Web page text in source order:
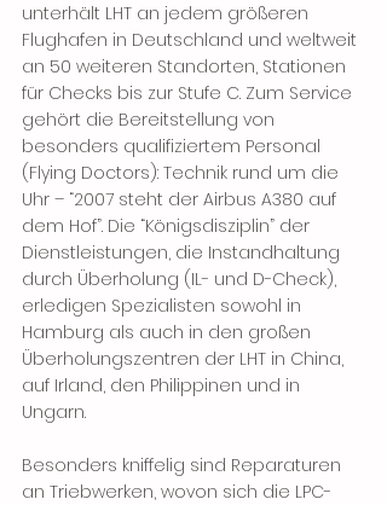
unterhält LHT an jedem größeren
Flughafen in Deutschland und weltweit
an 50 weiteren Standorten, Stationen
für Checks bis zur Stufe C. Zum Service
gehört die Bereitstellung von
besonders qualifiziertem Personal
(Flying Doctors): Technik rund um die
Uhr – “2007 steht der Airbus A380 auf
dem Hof”. Die “Königsdisziplin” der
Dienstleistungen, die Instandhaltung
durch Überholung (IL- und D-Check),
erledigen Spezialisten sowohl in
Hamburg als auch in den großen
Überholungszentren der LHT in China,
auf Irland, den Philippinen und in
Ungarn.
Besonders kniffelig sind Reparaturen
an Triebwerken, wovon sich die LPC-